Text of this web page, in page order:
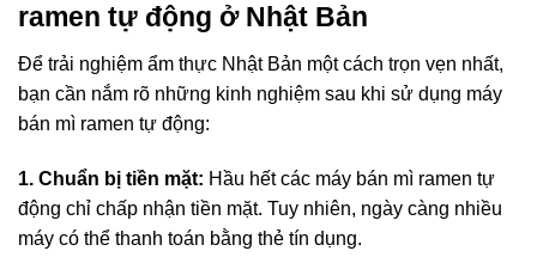
ramen tự động ở Nhật Bản
Để trải nghiệm ẩm thực Nhật Bản một cách trọn vẹn nhất,
bạn cần nắm rõ những kinh nghiệm sau khi sử dụng máy
bán mì ramen tự động:
1. Chuẩn bị tiền mặt: Hầu hết các máy bán mì ramen tự
động chỉ chấp nhận tiền mặt. Tuy nhiên, ngày càng nhiều
máy có thể thanh toán bằng thẻ tín dụng.